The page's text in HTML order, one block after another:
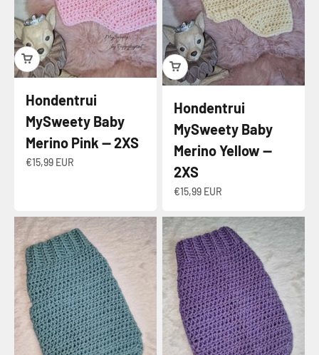
Hondentrui
MySweety Baby
Merino Pink — 2XS
Angebot
€15,99 EUR
Hondentrui
MySweety Baby
Merino Yellow —
2XS
Angebot
€15,99 EUR